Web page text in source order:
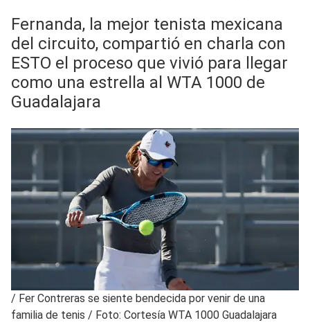
Fernanda, la mejor tenista mexicana
del circuito, compartió en charla con
ESTO el proceso que vivió para llegar
como una estrella al WTA 1000 de
Guadalajara
/ Fer Contreras se siente bendecida por venir de una
familia de tenis / Foto: Cortesía WTA 1000 Guadalajara